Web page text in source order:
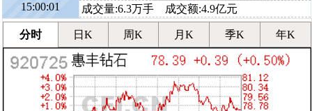
15:00:01
成交量:6.3万手 成交额:4.9亿元
分时 日K 周K 月K 季K 年K